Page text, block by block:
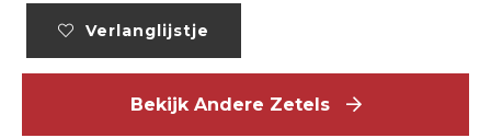
Verlanglijstje
Bekijk Andere Zetels